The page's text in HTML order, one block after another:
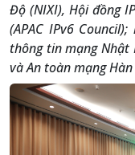
Độ (NIXI), Hội đồng
(APAC IPv6
thông tin mạng Nhật
và An toàn mạng Hàn